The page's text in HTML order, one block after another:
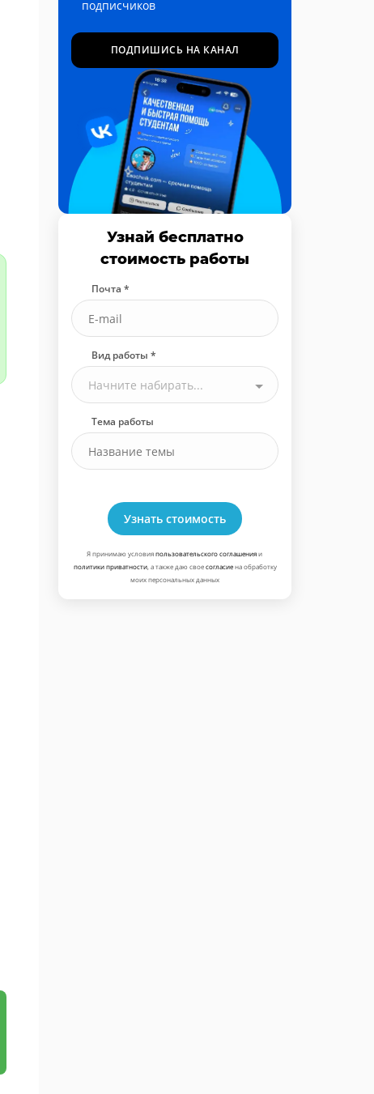
подписчиков
ПОДПИШИСЬ НА КАНАЛ
Узнай бесплатно
стоимость работы
Почта *
Вид работы *
Начните набирать...
Тема работы
Узнать стоимость
Я принимаю условияпользовательского соглашенияи
политики приватности, а также даю своесогласиена обработку
моих персональных данных